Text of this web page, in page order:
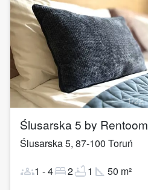
1/22
Ślusarska 5 by Rentoom
Ślusarska 5, 87-100 Toruń
groups1 -4bed2bathtub1 square_foot 50 m²